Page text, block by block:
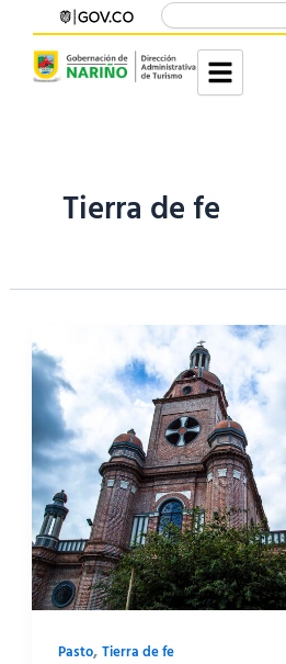
contenido
contenido
Buscar
Tierra de fe
Pasto, Tierra de fe